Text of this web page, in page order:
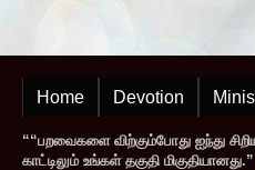
Home Devotion
““பறவைகளை விற்கும்போது ஐந்து
காட்டிலும் உங்கள் தகுதி